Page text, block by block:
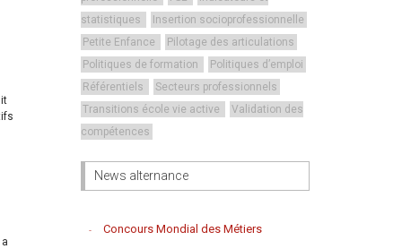
statistiques
Insertion socioprofessionnelle
Petite Enfance
Pilotage des articulations
Politiques de formation
Politiques d’emploi
Référentiels
Secteurs professionnels
Transitions école vie active
Validation des
compétences
News alternance
Concours Mondial des Métiers